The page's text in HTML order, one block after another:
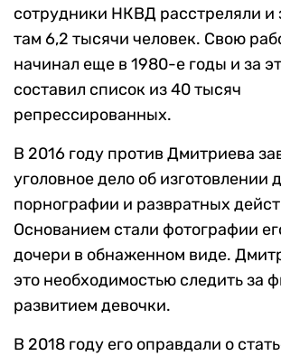
сотрудники НКВД расстреляли и
там 6,2 тысячи человек. Свою
начинал еще в 1980-е годы и за
составил список из 40 тысяч
репрессированных.
В 2016 году против Дмитриева
уголовное дело об изготовлении
порнографии и развратных
Основанием стали фотографии
дочери в обнаженном виде.
это необходимостью следить за
развитием девочки.
В 2018 году его оправдали о